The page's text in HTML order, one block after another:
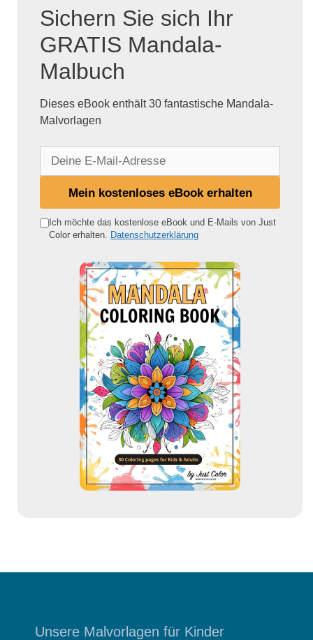
Sichern Sie sich Ihr
GRATIS Mandala-
Malbuch
Dieses eBook enthält 30 fantastische Mandala-
Malvorlagen
e
Mein kostenloses eBook erhalten
Ich möchte das kostenlose eBook und E-Mails von Just
Color erhalten. Datenschutzerklärung
Unsere Malvorlagen für Kinder